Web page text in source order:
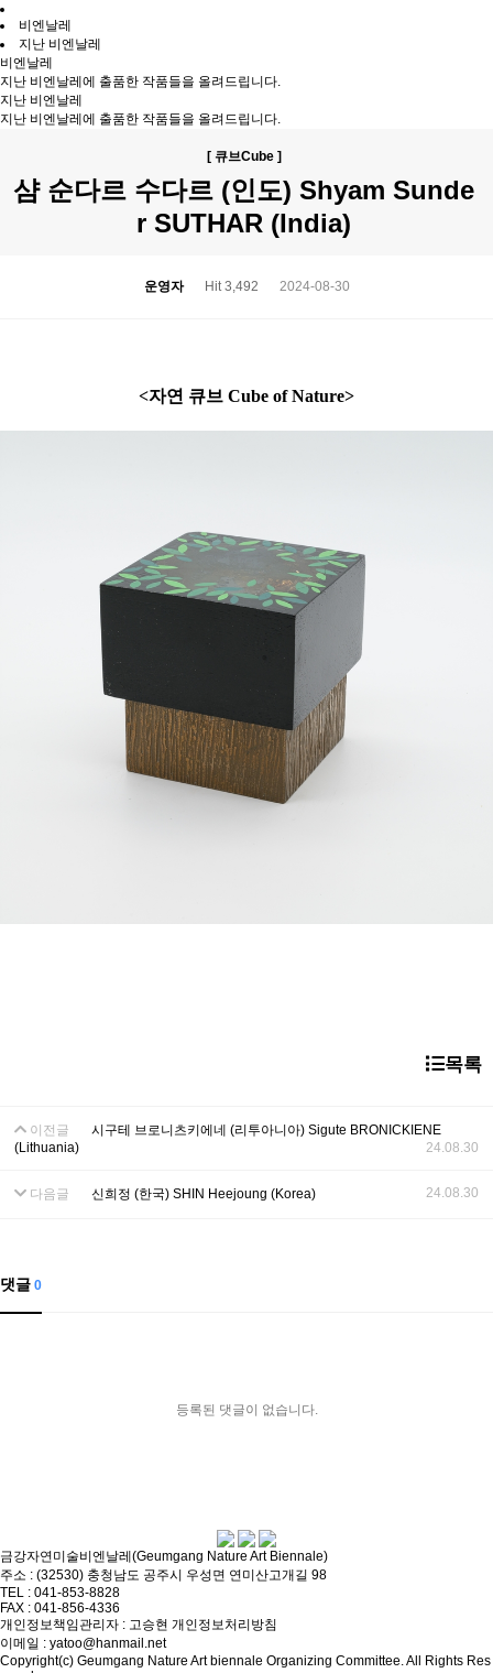
비엔날레
지난 비엔날레
비엔날레
지난 비엔날레에 출품한 작품들을 올려드립니다.
지난 비엔날레
지난 비엔날레에 출품한 작품들을 올려드립니다.
[ 큐브Cube ]
샴 순다르 수다르 (인도) Shyam Sunde
r SUTHAR (India)
운영자 Hit 3,492 2024-08-30
<자연 큐브 Cube of Nature>
목록
이전글
시구테 브로니츠키에네 (리투아니아) Sigute BRONICKIENE
(Lithuania)
24.08.30
다음글 신희정 (한국) SHIN Heejoung (Korea) 24.08.30
댓글 0
등록된 댓글이 없습니다.
금강자연미술비엔날레(Geumgang Nature Art Biennale)
주소 : (32530) 충청남도 공주시 우성면 연미산고개길 98
TEL : 041-853-8828
FAX : 041-856-4336
개인정보책임관리자 : 고승현 개인정보처리방침
이메일 : yatoo@hanmail.net
Copyright(c) Geumgang Nature Art biennale Organizing Committee. All Rights Res